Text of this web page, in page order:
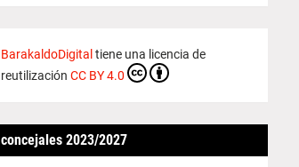
BarakaldoDigital tiene una licencia de
reutilización CC BY 4.0
concejales 2023/2027